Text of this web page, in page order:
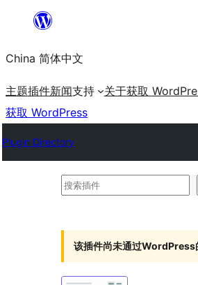
内
容
China 简体中文
主题插件新闻支持 关于获取
获取 WordPress
Plugin Directory
搜
该插件尚未通过WordPress